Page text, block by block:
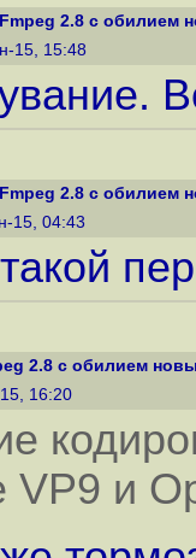
2.8 с обилием
15, 15:48
2.8 с обилием
15, 04:43
2.8 с обилием
16:20
VP9 и